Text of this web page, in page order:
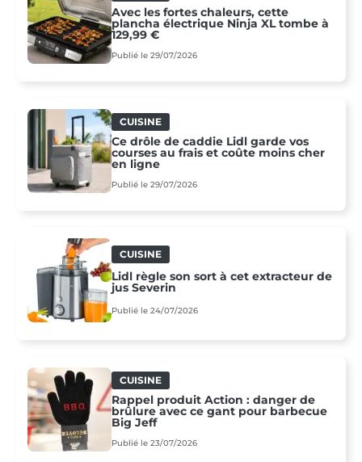
Avec les fortes chaleurs, cette
plancha électrique Ninja XL tombe à
129,99 €
Publié le 29/07/2026
CUISINE
Ce drôle de caddie Lidl garde vos
courses au frais et coûte moins cher
en ligne
Publié le 29/07/2026
CUISINE
Lidl règle son sort à cet extracteur de
jus Severin
Publié le 24/07/2026
CUISINE
Rappel produit Action : danger de
brûlure avec ce gant pour barbecue
Big Jeff
Publié le 23/07/2026